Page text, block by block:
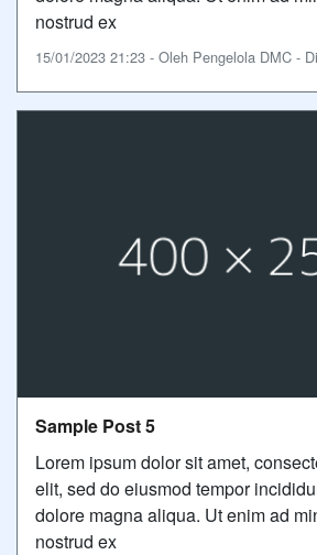
nostrud ex
15/01/2023 21:23 - Oleh Pengelola DMC -
Sample Post 5
Lorem ipsum dolor sit amet,
elit, sed do eiusmod tempor
dolore magna aliqua. Ut enim ad
nostrud ex